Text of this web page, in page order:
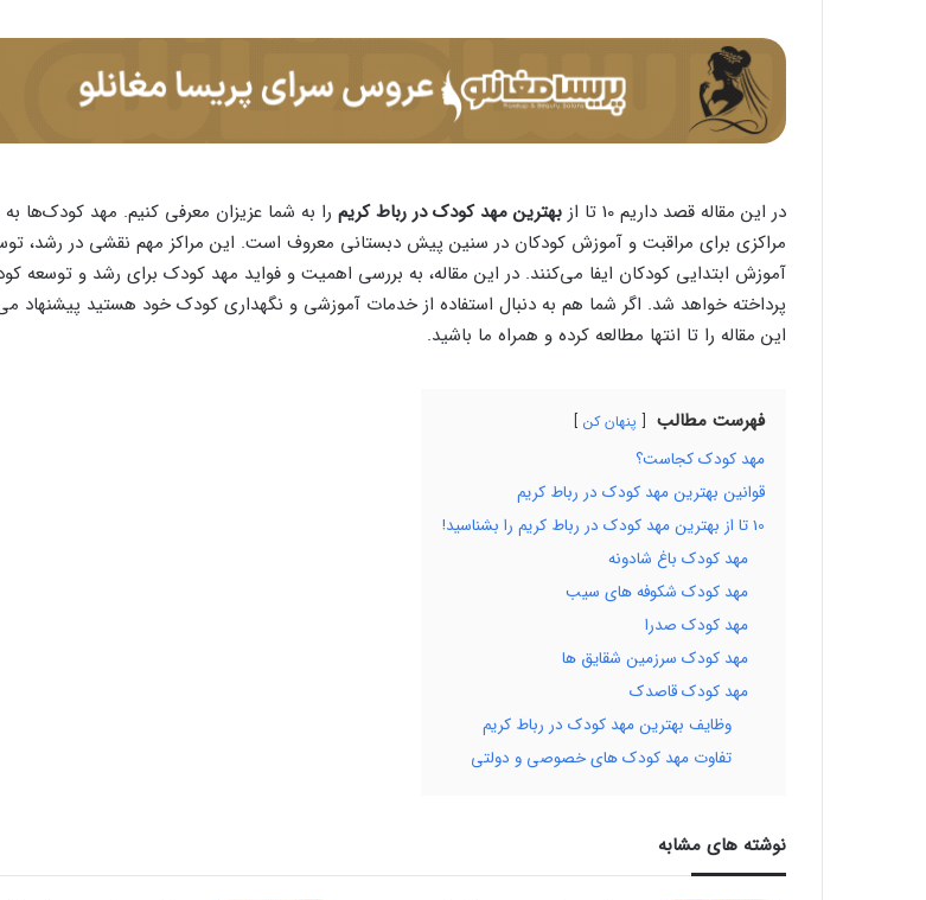
در این مقاله قصد داریم 10 تا از بهترین مهد کودک در رباط کریم را به شما عزیزان معرفی کنیم. مهد کودک‌ها به
مراکزی برای مراقبت و آموزش کودکان در سنین پیش دبستانی معروف است. این مراکز مهم نقشی در رشد،
آموزش ابتدایی کودکان ایفا می‌کنند. در این مقاله، به بررسی اهمیت و فواید مهد کودک برای رشد و توسعه
پرداخته خواهد شد. اگر شما هم به دنبال استفاده از خدمات آموزشی و نگهداری کودک خود هستید پیشنهاد
این مقاله را تا انتها مطالعه کرده و همراه ما باشید.
فهرست مطالب پنهان کن
مهد کودک کجاست؟
قوانین بهترین مهد کودک در رباط کریم
10 تا از بهترین مهد کودک در رباط کریم را بشناسید!
مهد کودک باغ شادونه
مهد کودک شکوفه های سیب
مهد کودک صدرا
مهد کودک سرزمین شقایق ها
مهد کودک قاصدک
وظایف بهترین مهد کودک در رباط کریم
تفاوت مهد کودک های خصوصی و دولتی
نوشته های مشابه